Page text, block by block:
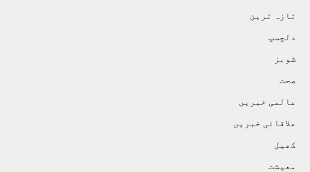
تازہ ترين
دلچسپ
شوبز
صحت
عالمی خبريں
علاقائی خبريں
کھيل
معيشت